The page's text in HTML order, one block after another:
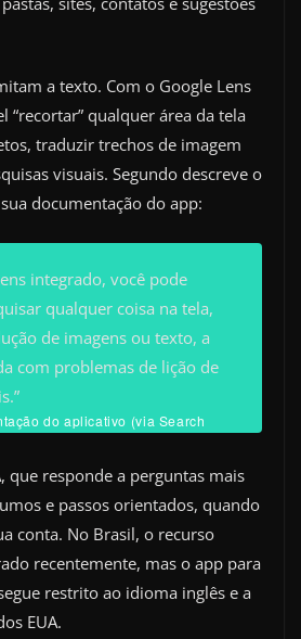
a texto. Com o Google Lens
“recortar” qualquer área da tela
traduzir trechos de imagem
visuais. Segundo descreve o
documentação do app:
integrado, você pode
qualquer coisa na tela,
de imagens ou texto, a
com problemas de lição de
do aplicativo (via Search
que responde a perguntas mais
e passos orientados, quando
conta. No Brasil, o recurso
recentemente, mas o app para
restrito ao idioma inglês e a
EUA.